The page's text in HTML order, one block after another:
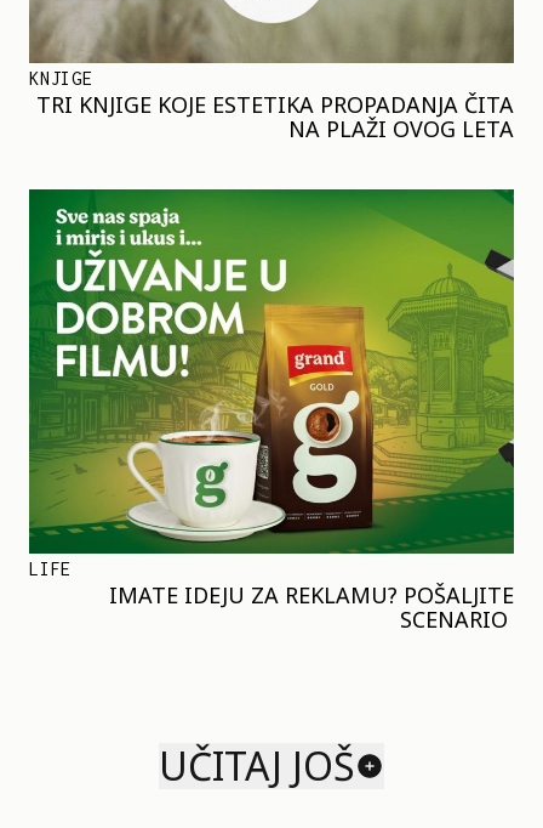
KNJIGE
TRI KNJIGE KOJE ESTETIKA PROPADANJA ČITA
NA PLAŽI OVOG LETA
LIFE
IMATE IDEJU ZA REKLAMU? POŠALJITE
SCENARIO
UČITAJ JOŠ